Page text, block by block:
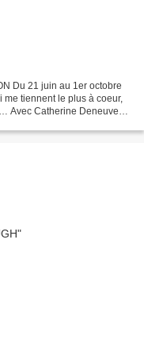
tiennent le plus à coeur,
Avec Catherine Deneuve